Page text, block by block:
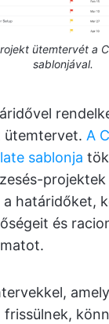
ütemtervét a
sablonjával.
ütemtervet. A
sablonja
projektek
határidőket,
és
frissülnek,